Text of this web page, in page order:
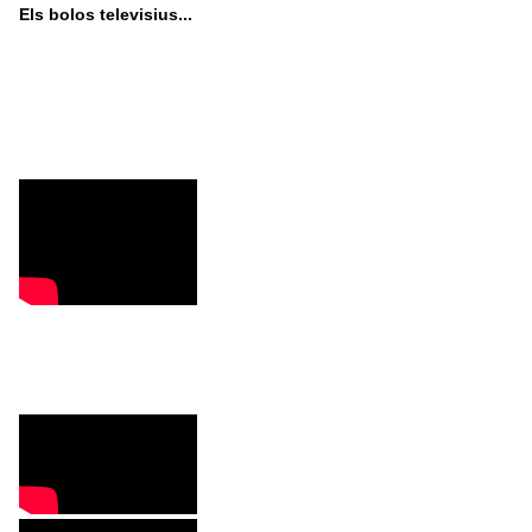
Els bolos televisius...